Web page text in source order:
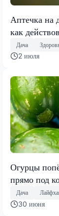
Аптечка на
как
Дача
2 июля
Огурцы
прямо под
Дача
30 июня